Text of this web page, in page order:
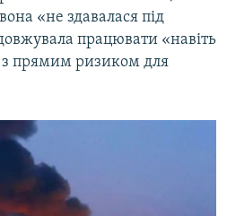
«не здавалася під
працювати «навiть
з прямим ризиком для